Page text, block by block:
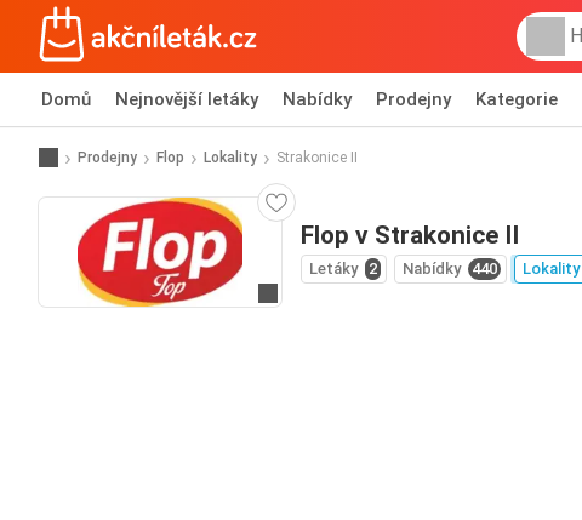
Domů Nejnovější letáky Nabídky Prodejny Kategorie
Prodejny Flop Lokality Strakonice II
Flop v Strakonice II
Letáky 2 Nabídky 440 Lokality